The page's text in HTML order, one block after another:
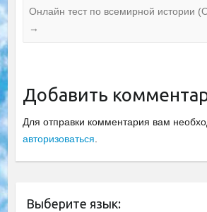
Онлайн тест по всемирной истории
→
Добавить
Для отправки комментария вам
авторизоваться.
Выберите язык: